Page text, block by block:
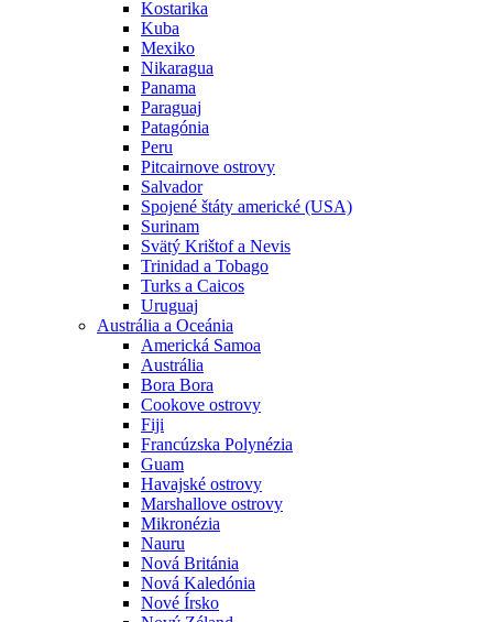
Kostarika
Kuba
Mexiko
Nikaragua
Panama
Paraguaj
Patagónia
Peru
Pitcairnove ostrovy
Salvador
Spojené štáty americké (USA)
Surinam
Svätý Krištof a Nevis
Trinidad a Tobago
Turks a Caicos
Uruguaj
Austrália a Oceánia
Americká Samoa
Austrália
Bora Bora
Cookove ostrovy
Fiji
Francúzska Polynézia
Guam
Havajské ostrovy
Marshallove ostrovy
Mikronézia
Nauru
Nová Británia
Nová Kaledónia
Nové Írsko